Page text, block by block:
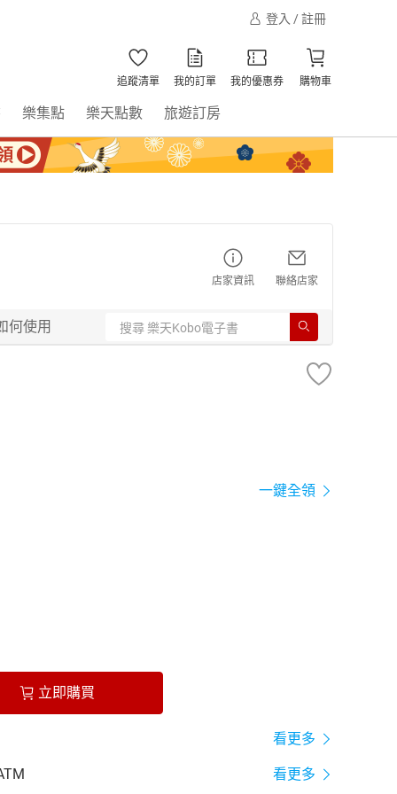
登入 / 註冊
追蹤清單 我的訂單 我的優惠券 購物車
樂集點 樂天點數 旅遊訂房
店家資訊 聯絡店家
何使用
一鍵全領
立即購買
看更多
看更多